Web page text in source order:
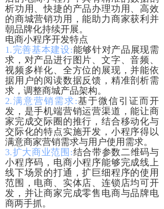
析功用、快捷的产品办理功用、高效
的商城营销功用，能助力商家获利并
朝品牌化持续开展。
电商小程序开发特点
1.完善基本建设:能够针对产品展现需
求，对产品进行图片、文字、音频、
视频多样化、全方位的展现，并能依
据用户的阅读数据反馈，精准剖析需
求，调整商城产品架构。
2.满意营销需求:基于微信引证而开
发，是手机端营销运营渠道，能让商
家完成交际圈的推行，结合移动化与
交际化的特点实施开发，小程序得以
满意商家营销需求与用户使用需求。
3.扩大商业范围:结合带参数二维码与
小程序码，电商小程序能够完成线上
线下场景的打通，扩巨细程序的使用
范围，电商、实体店、连锁店均可开
发，并让商家完成零售电商与品牌电
商两手抓。